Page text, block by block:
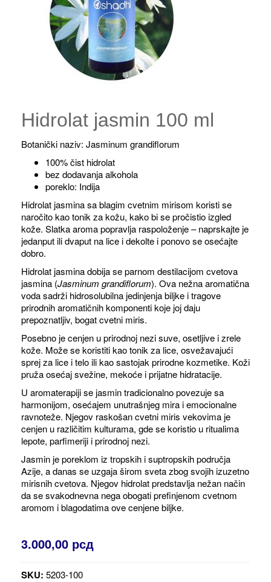
Hidrolat jasmin 100 ml
Botanički naziv: Jasminum grandiflorum
100% čist hidrolat
bez dodavanja alkohola
poreklo: Indija
Hidrolat jasmina sa blagim cvetnim mirisom koristi se
naročito kao tonik za kožu, kako bi se pročistio izgled
kože. Slatka aroma popravlja raspoloženje – naprskajte je
jedanput ili dvaput na lice i dekolte i ponovo se osećajte
dobro.
Hidrolat jasmina dobija se parnom destilacijom cvetova
jasmina (Jasminum grandiflorum). Ova nežna aromatična
voda sadrži hidrosolubilna jedinjenja biljke i tragove
prirodnih aromatičnih komponenti koje joj daju
prepoznatljiv, bogat cvetni miris.
Posebno je cenjen u prirodnoj nezi suve, osetljive i zrele
kože. Može se koristiti kao tonik za lice, osvežavajući
sprej za lice i telo ili kao sastojak prirodne kozmetike. Koži
pruža osećaj svežine, mekoće i prijatne hidratacije.
U aromaterapiji se jasmin tradicionalno povezuje sa
harmonijom, osećajem unutrašnjeg mira i emocionalne
ravnoteže. Njegov raskošan cvetni miris vekovima je
cenjen u različitim kulturama, gde se koristio u ritualima
lepote, parfimeriji i prirodnoj nezi.
Jasmin je poreklom iz tropskih i suptropskih područja
Azije, a danas se uzgaja širom sveta zbog svojih izuzetno
mirisnih cvetova. Njegov hidrolat predstavlja nežan način
da se svakodnevna nega obogati prefinjenom cvetnom
aromom i blagodatima ove cenjene biljke.
3.000,00 рсд
SKU: 5203-100